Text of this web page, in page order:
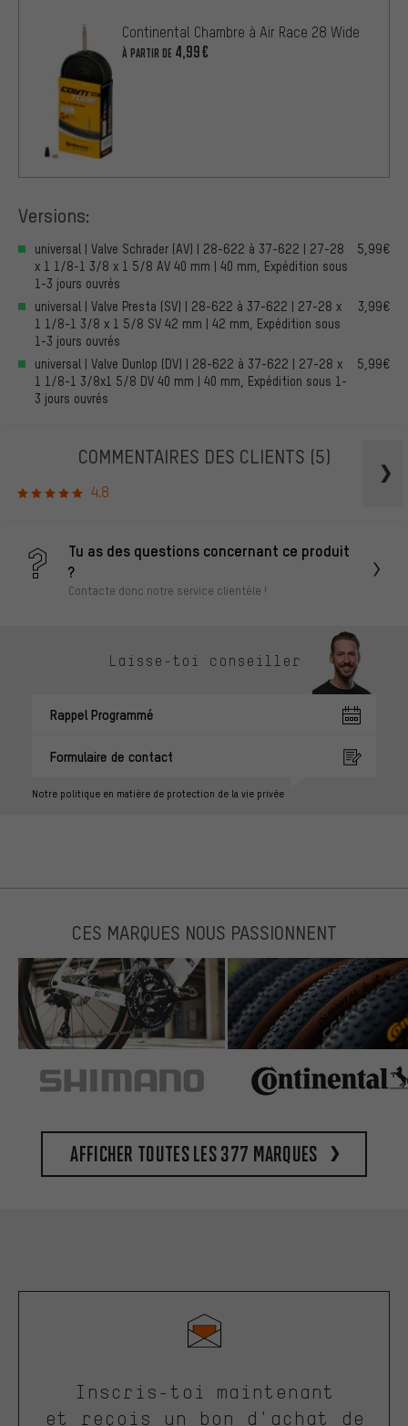
Continental Chambre à Air Race 28 Wide
À PARTIR DE 4,99€
Versions:
universal | Valve Schrader (AV) | 28-622 à 37-622 | 27-28
x 1 1/8-1 3/8 x 1 5/8 AV 40 mm | 40 mm, Expédition sous
1-3 jours ouvrés
5,99€
universal | Valve Presta (SV) | 28-622 à 37-622 | 27-28 x
1 1/8-1 3/8 x 1 5/8 SV 42 mm | 42 mm, Expédition sous
1-3 jours ouvrés
3,99€
universal | Valve Dunlop (DV) | 28-622 à 37-622 | 27-28 x
1 1/8-1 3/8x1 5/8 DV 40 mm | 40 mm, Expédition sous 1-
3 jours ouvrés
5,99€
COMMENTAIRES DES CLIENTS (5)
4.8
Tu as des questions concernant ce produit
?
Contacte donc notre service clientèle !
Laisse-toi conseiller
Rappel Programmé
Formulaire de contact
Notre politique en matière de protection de la vie privée
CES MARQUES NOUS PASSIONNENT
Afficher toutes les 377 marques
Inscris-toi maintenant
et reçois un bon d'achat de